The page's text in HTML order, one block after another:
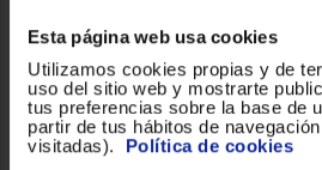
Esta página web usa cookies
Utilizamos cookies propias y de
uso del sitio web y mostrarte
tus preferencias sobre la base de
partir de tus hábitos de
visitadas). Política de cookies